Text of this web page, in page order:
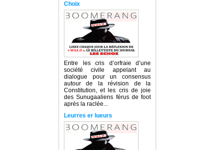
Choix
Entre les cris d’orfraie d’une
société civile appelant au
dialogue pour un consensus
autour de la révision de la
Constitution, et les cris de joie
des Sunugaaliens férus de foot
après la raclée...
Leurres er lueurs